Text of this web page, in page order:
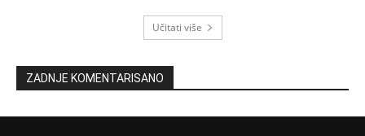
Učitati više
ZADNJE KOMENTARISANO